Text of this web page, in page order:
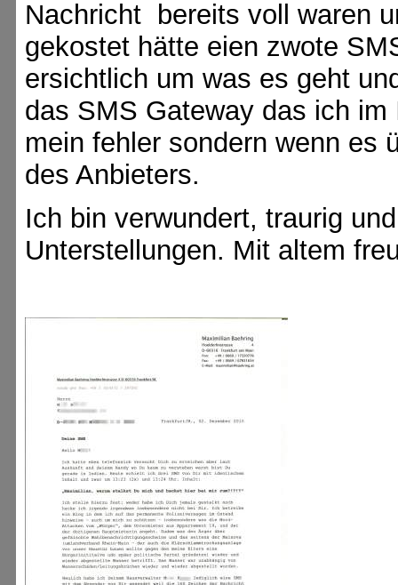
Nachricht bereits voll waren
gekostet hätte eien zwote
ersichtlich um was es geht
das SMS Gateway das ich
mein fehler sondern wenn es
des Anbieters.
Ich bin verwundert, traurig
Unterstellungen. Mit altem